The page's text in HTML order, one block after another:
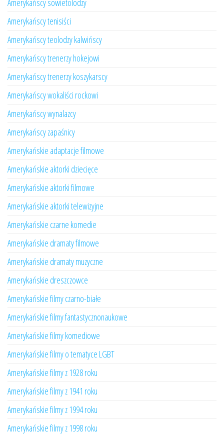
Amerykańscy sowietolodzy
Amerykańscy tenisiści
Amerykańscy teolodzy kalwińscy
Amerykańscy trenerzy hokejowi
Amerykańscy trenerzy koszykarscy
Amerykańscy wokaliści rockowi
Amerykańscy wynalazcy
Amerykańscy zapaśnicy
Amerykańskie adaptacje filmowe
Amerykańskie aktorki dziecięce
Amerykańskie aktorki filmowe
Amerykańskie aktorki telewizyjne
Amerykańskie czarne komedie
Amerykańskie dramaty filmowe
Amerykańskie dramaty muzyczne
Amerykańskie dreszczowce
Amerykańskie filmy czarno-białe
Amerykańskie filmy fantastycznonaukowe
Amerykańskie filmy komediowe
Amerykańskie filmy o tematyce LGBT
Amerykańskie filmy z 1928 roku
Amerykańskie filmy z 1941 roku
Amerykańskie filmy z 1994 roku
Amerykańskie filmy z 1998 roku